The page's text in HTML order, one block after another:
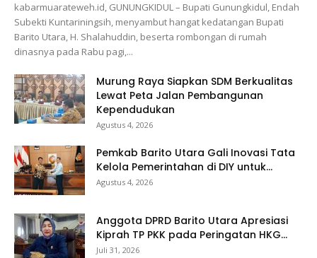
kabarmuarateweh.id, GUNUNGKIDUL – Bupati Gunungkidul, Endah
Subekti Kuntariningsih, menyambut hangat kedatangan Bupati
Barito Utara, H. Shalahuddin, beserta rombongan di rumah
dinasnya pada Rabu pagi,...
Murung Raya Siapkan SDM Berkualitas
Lewat Peta Jalan Pembangunan
Kependudukan
Agustus 4, 2026
Pemkab Barito Utara Gali Inovasi Tata
Kelola Pemerintahan di DIY untuk...
Agustus 4, 2026
Anggota DPRD Barito Utara Apresiasi
Kiprah TP PKK pada Peringatan HKG...
Juli 31, 2026